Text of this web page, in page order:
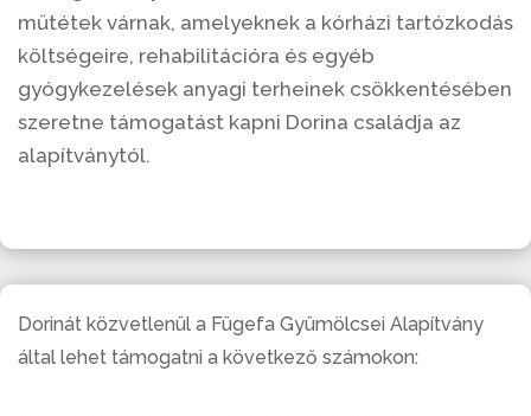
műtétek várnak, amelyeknek a kórházi tartózkodás
költségeire, rehabilitációra és egyéb
gyógykezelések anyagi terheinek csökkentésében
szeretne támogatást kapni Dorina családja az
alapítványtól.
Dorinát közvetlenül a Fügefa Gyümölcsei Alapítvány
által lehet támogatni a következő számokon: